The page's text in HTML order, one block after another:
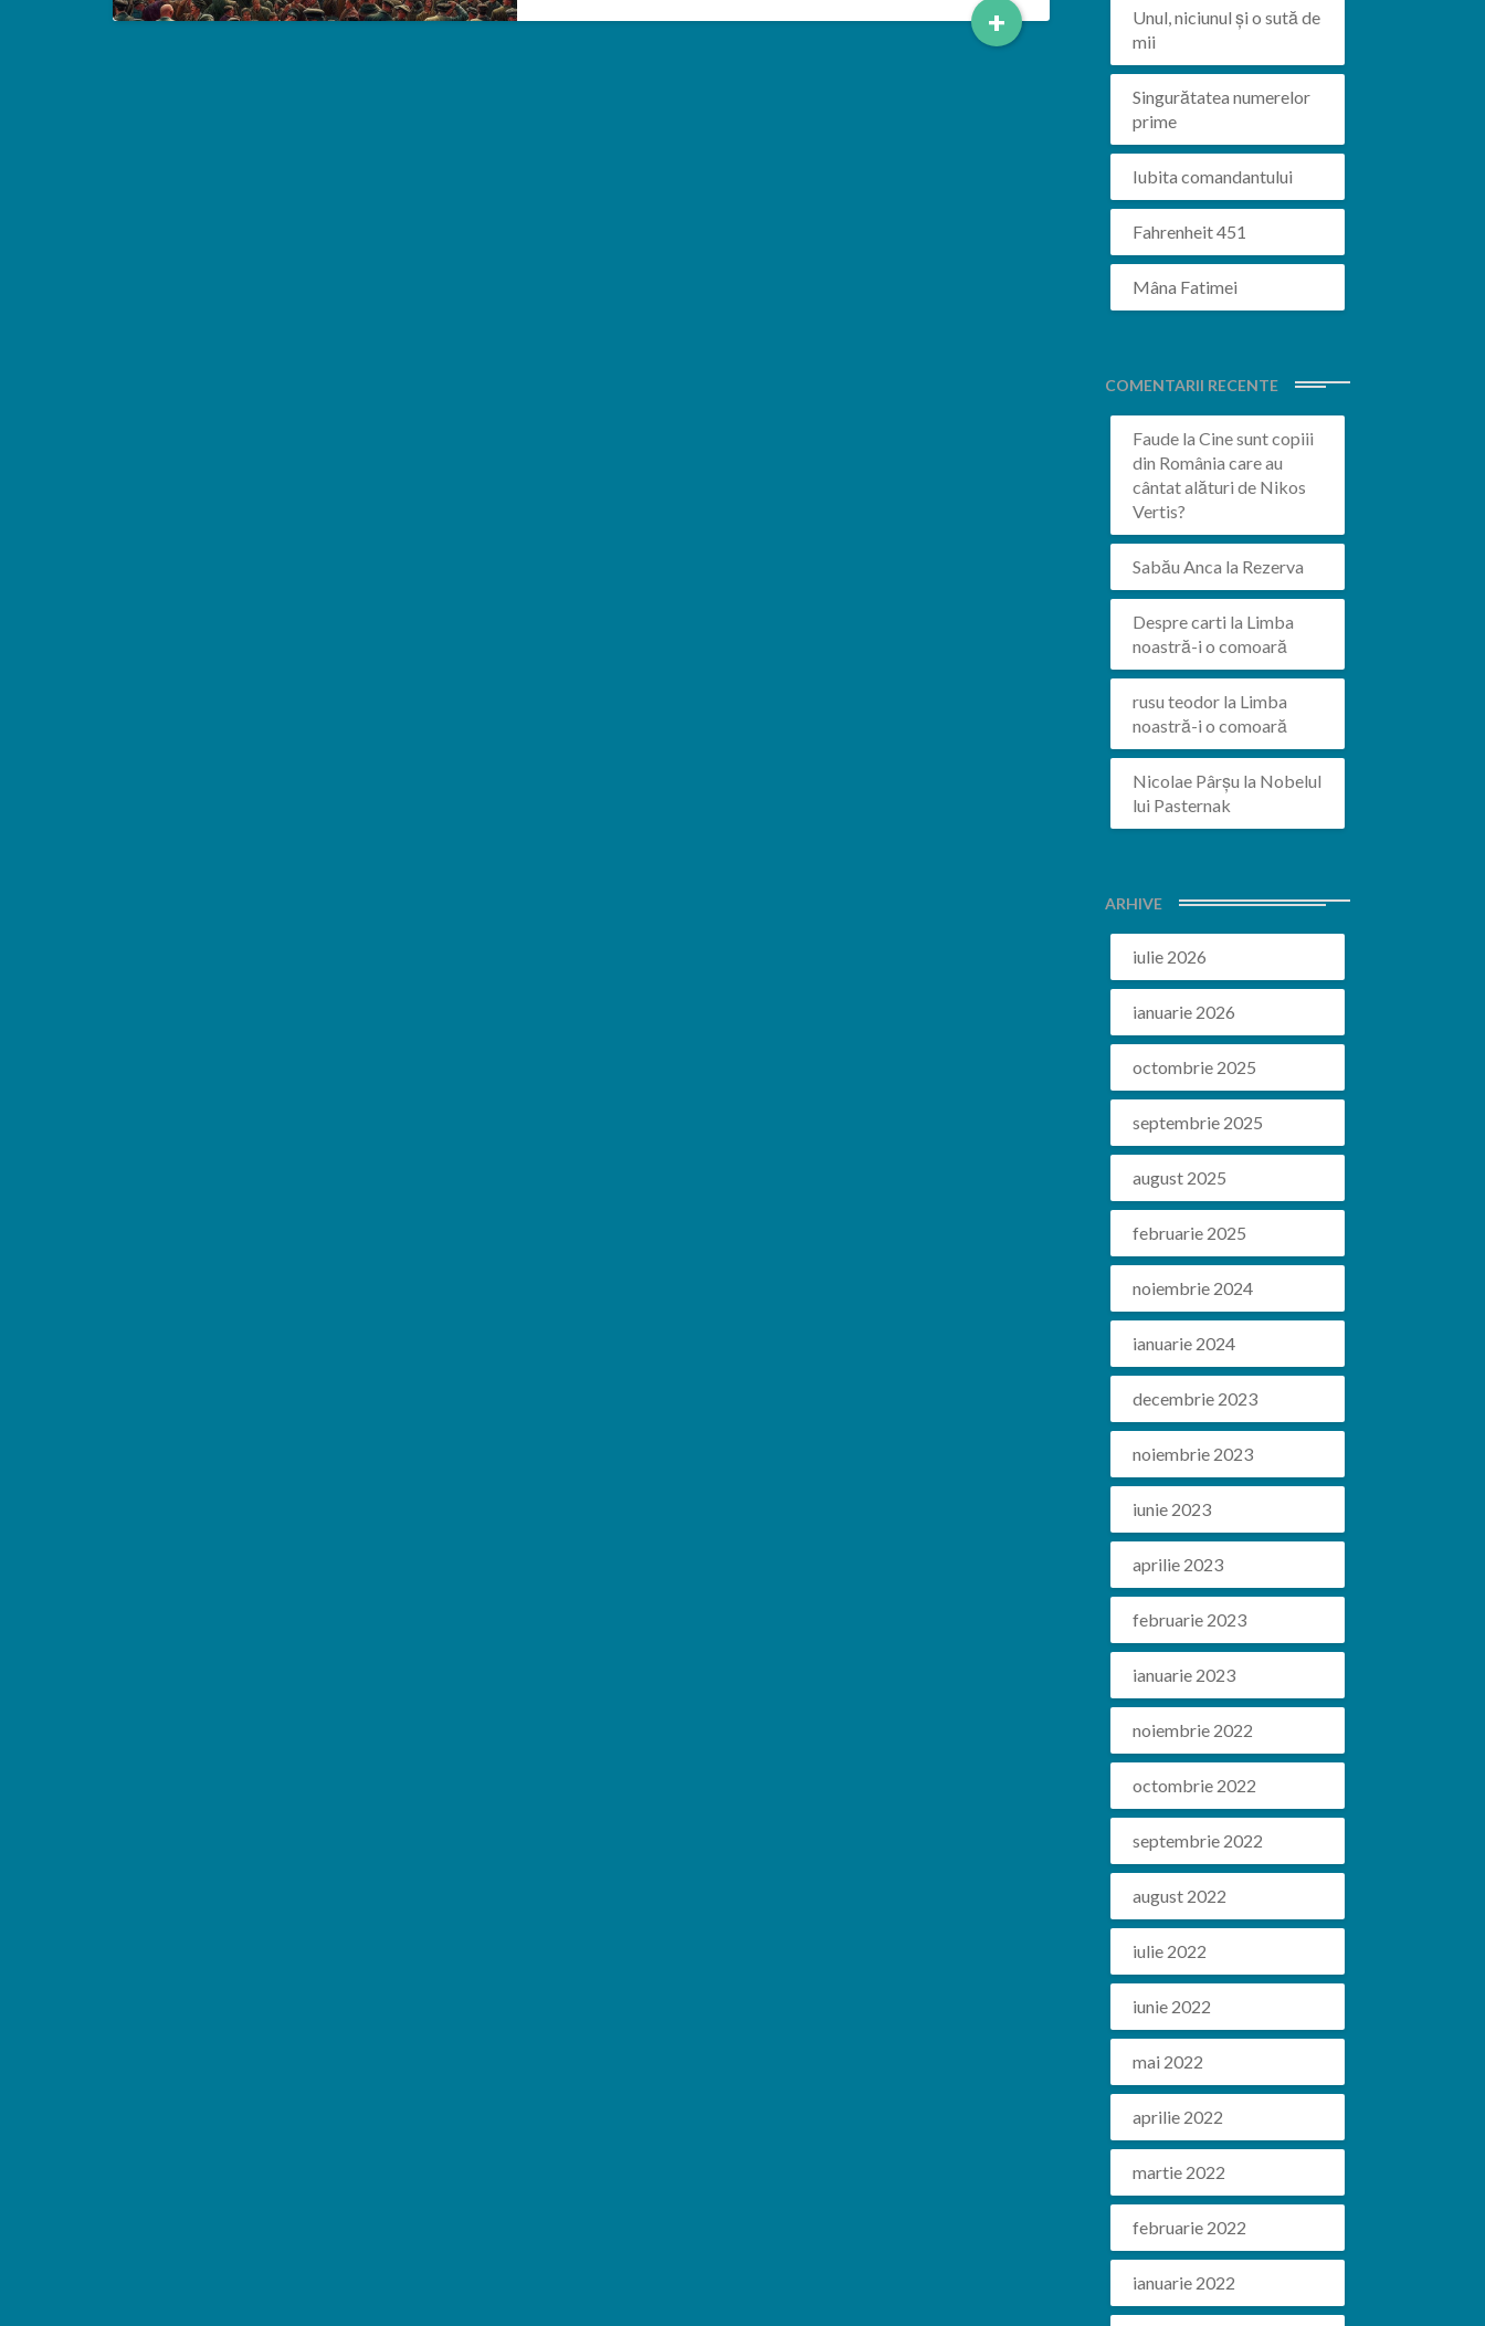
+Read
More
Unul, niciunul și o sută de
mii
Singurătatea numerelor
prime
Iubita comandantului
Fahrenheit 451
Mâna Fatimei
COMENTARII RECENTE
Faudela Cine sunt copiii
din România care au
cântat alături de Nikos
Vertis?
Sabău Anca la Rezerva
Despre carti la Limba
noastră-i o comoară
rusu teodorla Limba
noastră-i o comoară
Nicolae Pârșu la Nobelul
lui Pasternak
ARHIVE
iulie 2026
ianuarie 2026
octombrie 2025
septembrie 2025
august 2025
februarie 2025
noiembrie 2024
ianuarie 2024
decembrie 2023
noiembrie 2023
iunie 2023
aprilie 2023
februarie 2023
ianuarie 2023
noiembrie 2022
octombrie 2022
septembrie 2022
august 2022
iulie 2022
iunie 2022
mai 2022
aprilie 2022
martie 2022
februarie 2022
ianuarie 2022